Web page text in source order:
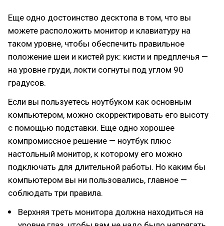
Еще одно достоинство десктопа в том, что вы
можете расположить монитор и клавиатуру на
таком уровне, чтобы обеспечить правильное
положение шеи и кистей рук: кисти и предплечья —
на уровне груди, локти согнуты под углом 90
градусов.
Если вы пользуетесь ноутбуком как основным
компьютером, можно скорректировать его высоту
с помощью подставки. Еще одно хорошее
компромиссное решение — ноутбук плюс
настольный монитор, к которому его можно
подключать для длительной работы. Но каким бы
компьютером вы ни пользовались, главное —
соблюдать три правила.
Верхняя треть монитора должна находиться на